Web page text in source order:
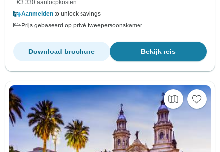
+€3.330 aanloopkosten
Aanmelden to unlock savings
Prijs gebaseerd op privé tweepersoonskamer
Bekijk reis
Download brochure